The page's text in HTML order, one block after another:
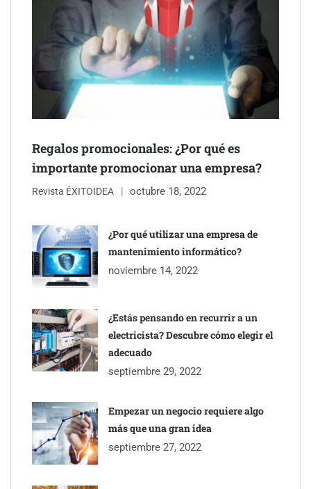
Schaeffler mejora su rentabilidad en el primer semestre de 2026
NOVA: innovación y diseño que transforman espacios de la
mano de Tormo Franquicias
Regalos promocionales: ¿Por qué es
importante promocionar una empresa?
Revista ÉXITOIDEA octubre 18, 2022
¿Por qué utilizar una empresa de
mantenimiento informático?
noviembre 14, 2022
¿Estás pensando en recurrir a un
electricista? Descubre cómo elegir el
adecuado
septiembre 29, 2022
Empezar un negocio requiere algo
más que una gran idea
septiembre 27, 2022